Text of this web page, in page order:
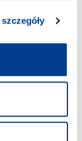
Evenes